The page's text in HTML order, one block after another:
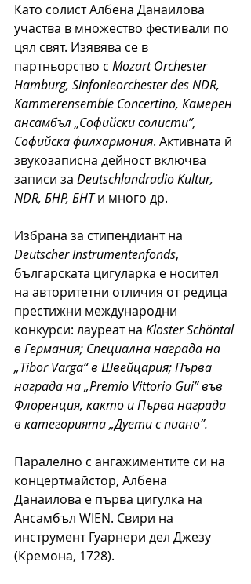
Като солист Албена Данаилова
участва в множество фестивали по
цял свят. Изявява се в
партньорство с Mozart Orchester
Hamburg, Sinfonieorchester des NDR,
Kammerensemble Concertinо, Камерен
ансамбъл „Софийски солисти”,
Софийска филхармония. Активната й
звукозаписна дейност включва
записи за Deutschlandradio Kultur,
NDR, БНР, БНТ и много др.
Избрана за стипендиант на
Deutscher Instrumentenfonds,
българската цигуларка е носител
на авторитетни отличия от редица
престижни международни
конкурси: лауреат на Kloster Schöntal
в Германия; Специална награда на
„Tibor Varga“ в Швейцария; Първа
награда на „Premio Vittorio Gui” във
Флоренция, както и Първа награда
в категорията „Дуети с пиано”.
Паралелно с ангажиментите си на
концертмайстор, Албена
Данаилова е първа цигулка на
Ансамбъл WIEN. Свири на
инструмент Гуарнери дел Джезу
(Кремона, 1728).